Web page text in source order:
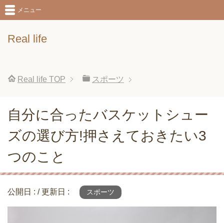
Real life
メニュー
Real life TOP スポーツ
自分に合ったバスケットシュー
ズの選び方!押さえておきたい3
つのこと
公開日 : / 更新日 : スポーツ